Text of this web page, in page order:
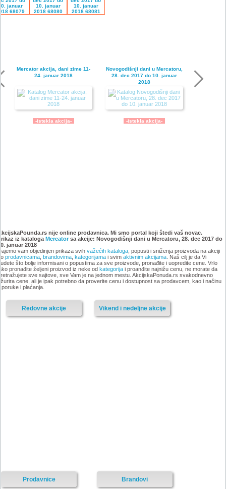
Mercator akcija, dani zime 11-
24. januar 2018
-istekla akcija-
Novogodišnji dani u Mercatoru,
28. dec 2017 do 10. januar
2018
-istekla akcija-
decembar 2017
-istekla akcija-
30. novembar do 13. decembar
2017
-istekla akcija-
nije online prodavnica. Mi smo portal koji štedi vaš novac.
iz kataloga Mercatorsa akcije: Novogodišnji dani u Mercatoru, 28. dec 2017 do
januar 2018
vam objedinjen prikaza svih važećih kataloga, popusti i sniženja proizvoda na akciji
prodavnicama, brandovima, kategorijamai svim aktivnim akcijama. Naš cilj je da Vi
što bolje informisani o popustima za sve proizvode, pronađite i uopredite cene. Vrlo
pronađite željeni proizvod iz neke od kategorijai proanđite najnižu cenu, ne morate da
sve sajtove, sve Vam je na jednom mestu. AkcijskaPonuda.rs svakodnevno
cene, ali je ipak potrebno da proverite cenu i dostupnost sa prodavcem, kao i načinu
i plaćanja.
Vikend i nedeljne akcije
Redovne akcije
Prodavnice Brandovi